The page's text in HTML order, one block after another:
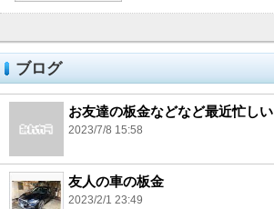
ブログ
お友達の板金などなど最近忙しい
2023/7/8 15:58
友人の車の板金
2023/2/1 23:49